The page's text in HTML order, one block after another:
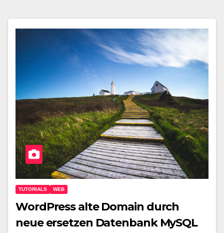
TUTORIALS WEB
WordPress alte Domain durch
neue ersetzen Datenbank MySQL